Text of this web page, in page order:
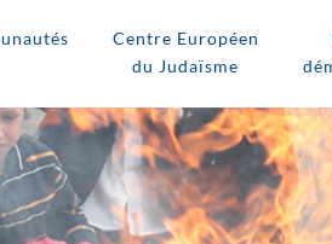
Centre Européen
du Judaïsme